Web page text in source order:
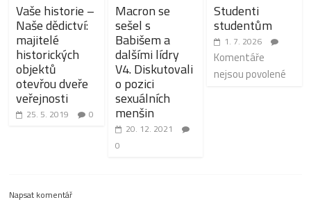
Vaše historie –
Naše dědictví:
majitelé
historických
objektů
otevřou dveře
veřejnosti
25. 5. 2019 0
Macron se
sešel s
Babišem a
dalšími lídry
V4. Diskutovali
o pozici
sexuálních
menšin
20. 12. 2021
0
Studenti
studentům
1. 7. 2026
Komentáře
nejsou povolené
Napsat komentář